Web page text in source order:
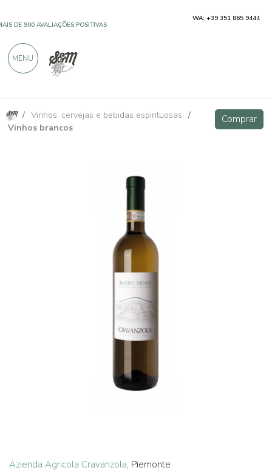
/ Vinhos, cervejas e bebidas espirituosas /
Vinhos brancos
Comprar
Azienda Agricola Cravanzola, Piemonte
Roero Arneis DOCG Magnum - Cravanzola Comprar
DE 900 AVALIAÇÕES POSITIVAS WA: +39 351 865 9444
MENU